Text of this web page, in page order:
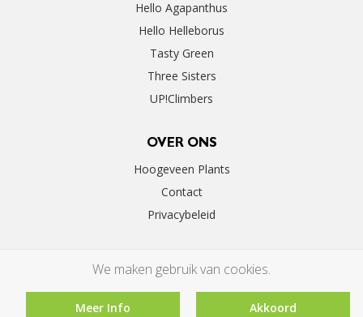
Hello Agapanthus
Hello Helleborus
Tasty Green
Three Sisters
UP!Climbers
OVER ONS
Hoogeveen Plants
Contact
Privacybeleid
We maken gebruik van cookies.
Meer Info Akkoord